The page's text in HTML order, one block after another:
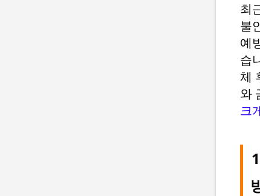
최
불
예
습
체
와
크